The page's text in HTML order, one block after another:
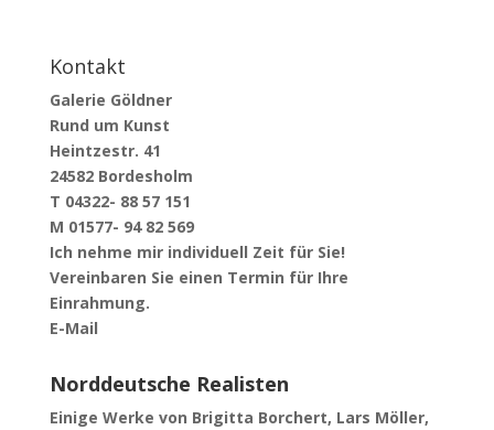
Kontakt
Galerie Göldner
Rund um Kunst
Heintzestr. 41
24582 Bordesholm
T 04322- 88 57 151
M 01577- 94 82 569
Ich nehme mir individuell Zeit für Sie!
Vereinbaren Sie einen Termin für Ihre
Einrahmung.
E-Mail
Norddeutsche Realisten
Einige Werke von Brigitta Borchert, Lars Möller,